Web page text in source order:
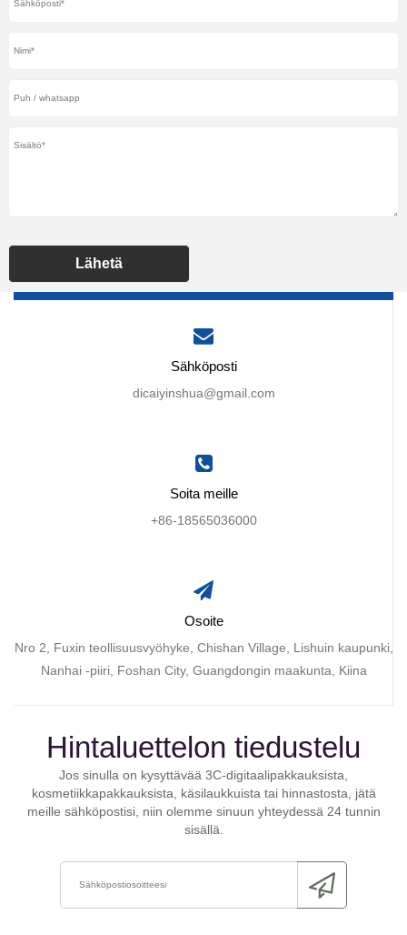
Lähetä
Sähköposti
dicaiyinshua@gmail.com
Soita meille
+86-18565036000
Osoite
Nro 2, Fuxin teollisuusvyöhyke, Chishan Village, Lishuin kaupunki,
Nanhai -piiri, Foshan City, Guangdongin maakunta, Kiina
Hintaluettelon tiedustelu
Jos sinulla on kysyttävää 3C-digitaalipakkauksista,
kosmetiikkapakkauksista, käsilaukkuista tai hinnastosta, jätä
meille sähköpostisi, niin olemme sinuun yhteydessä 24 tunnin
sisällä.